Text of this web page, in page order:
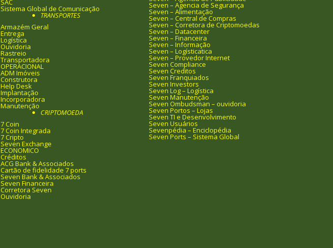
SAC
Sistema Global de Comunicação
TRANSPORTES
Armazém Geral
Entrega
Logística
Ouvidoria
Rastreio
Transportadora
OPERACIONAL
ADM Imóveis
Construtora
Help Desk
Implantação
Incorporadora
Manutenção
CRIPTOMOEDA
7 Coin
7 Coin Integrada
7 Cripto
Seven Exchange
ECONOMICO
Créditos
ACG Bank & Associados
Cartão de fidelidade 7 ports
Seven Bank & Associados
Seven Financeira
Corretora Seven
Ouvidoria
Seven – Agencia de Segurança
Seven – Alimentação
Seven – Central de Compras
Seven – Corretora de Criptomoedas
Seven – Datacenter
Seven – Financeira
Seven – Informação
Seven – Logísticatica
Seven – Provedor Internet
Seven Compliance
Seven Creditos
Seven Franquiados
Seven Investors
Seven Log – Logística
Seven Manutenção
Seven Ombudsman – ouvidoria
Seven Portos – Lojas
Seven TI e Desenvolvimento
Seven Usuários
Sevenpédia – Enciclopédia
Seven Ports – Sistema Global